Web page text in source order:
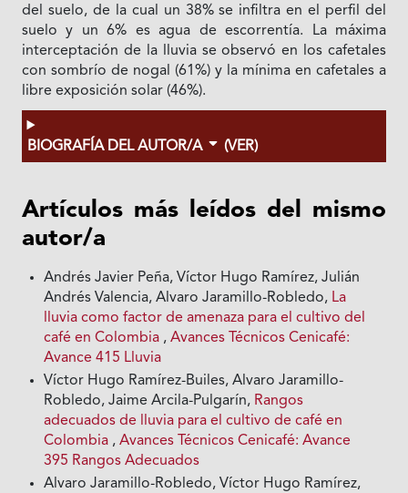
del suelo, de la cual un 38% se infiltra en el perfil del
suelo y un 6% es agua de escorrentía. La máxima
interceptación de la lluvia se observó en los cafetales
con sombrío de nogal (61%) y la mínima en cafetales a
libre exposición solar (46%).
BIOGRAFÍA DEL AUTOR/A (VER)
Artículos más leídos del mismo
autor/a
Andrés Javier Peña, Víctor Hugo Ramírez, Julián
Andrés Valencia, Alvaro Jaramillo-Robledo, La
lluvia como factor de amenaza para el cultivo del
café en Colombia ,Avances Técnicos Cenicafé:
Avance 415 Lluvia
Víctor Hugo Ramírez-Builes, Alvaro Jaramillo-
Robledo, Jaime Arcila-Pulgarín, Rangos
adecuados de lluvia para el cultivo de café en
Colombia ,Avances Técnicos Cenicafé: Avance
395 Rangos Adecuados
Alvaro Jaramillo-Robledo, Víctor Hugo Ramírez,